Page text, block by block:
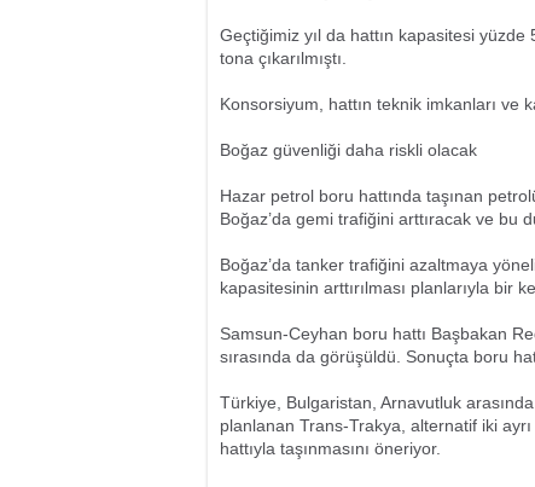
Geçtiğimiz yıl da hattın kapasitesi
tona çıkarılmıştı.
Konsorsiyum, hattın teknik imkanları ve
Boğaz güvenliği daha riskli olacak
Hazar petrol boru hattında taşınan
Boğaz’da gemi trafiğini arttıracak ve bu
Boğaz’da tanker trafiğini azaltmaya
kapasitesinin arttırılması planlarıyla bir
Samsun-Ceyhan boru hattı Başbakan
sırasında da görüşüldü. Sonuçta boru
Türkiye, Bulgaristan, Arnavutluk
planlanan Trans-Trakya, alternatif iki
hattıyla taşınmasını öneriyor.